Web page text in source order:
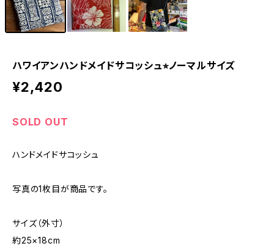
ハワイアンハンドメイドサコッシュ⭐︎ノーマルサイズ
¥2,420
SOLD OUT
ハンドメイドサコッシュ
写真の1枚目が商品です。
サイズ（外寸）
約25×18cm